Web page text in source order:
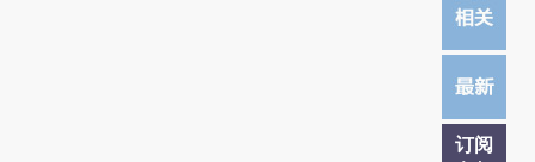
订阅